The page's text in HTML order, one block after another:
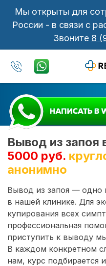
Мы открыты для
России - в связи с
Звоните 8
Вывод из запоя
5000 руб.
анонимно
Вывод из запоя — одно
в нашей клинике. Для
купирования всех
профессиональная
приступить к выводу
В каждом конкретном
нам, курс подбирается